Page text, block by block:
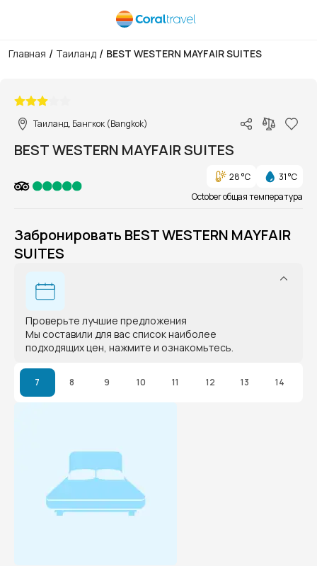
Главная / Таиланд / BEST WESTERN MAYFAIR SUITES
Таиланд, Бангкок (Bangkok)
BEST WESTERN MAYFAIR SUITES
28 °C
31 °C
October общая температура
Забронировать BEST WESTERN MAYFAIR
SUITES
Проверьте лучшие предложения
Мы составили для вас список наиболее
подходящих цен, нажмите и ознакомьтесь.
7 8 9 10 11 12 13 14